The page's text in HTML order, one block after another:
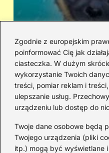
Zgodnie z europejskim
poinformować Cię jak
ciasteczka. W dużym
wykorzystanie Twoich
treści, pomiar reklam i
ulepszanie usług.
urządzeniu lub dostęp do
Twoje dane osobowe będą
Twojego urządzenia (pliki
itp.) mogą być wyświetlane
Kto śpiewa
czy Rezerwat —
wersjach
Redakcja
JazzJuniors.pl to miejsce
animatorów i wszystkich,